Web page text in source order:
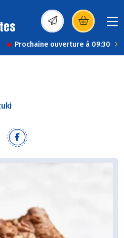
(s’ouvre dans une
Prochaine ouverture à 09:30